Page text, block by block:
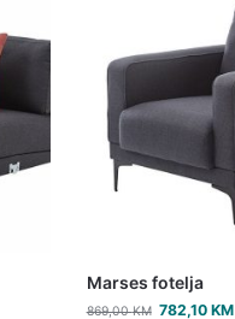
Marses fotelja
869,00KM 782,10KM